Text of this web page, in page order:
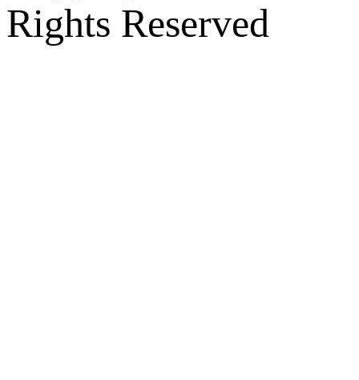
Rights Reserved